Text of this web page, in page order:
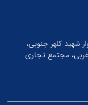
شهید کلهر جنوبی،
مجتمع تجاری